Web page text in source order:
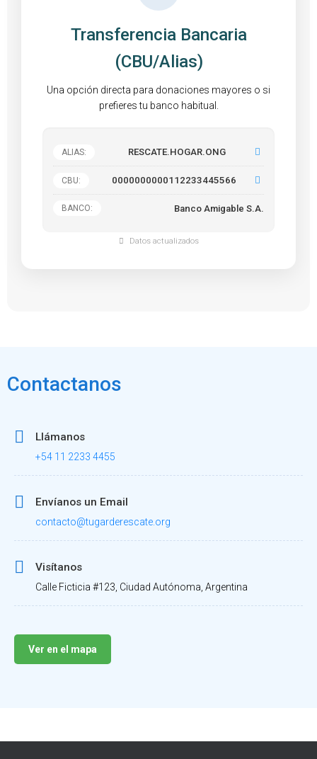
Transferencia Bancaria
(CBU/Alias)
Una opción directa para donaciones mayores o si
prefieres tu banco habitual.
ALIAS: RESCATE.HOGAR.ONG
CBU: 0000000000112233445566
BANCO: Banco Amigable S.A.
Datos actualizados
Contactanos
Llámanos
+54 11 2233 4455
Envíanos un Email
contacto@tugarderescate.org
Visítanos
Calle Ficticia #123, Ciudad Autónoma, Argentina
Ver en el mapa